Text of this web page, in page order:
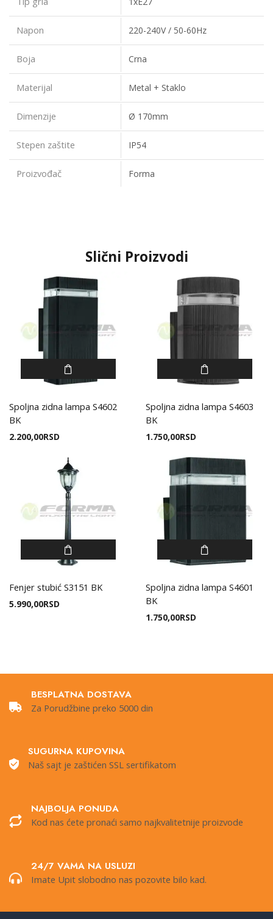
Napon 220-240V / 50-60Hz
Boja Crna
Materijal Metal + Staklo
Dimenzije Ø 170mm
Stepen zaštite IP54
Proizvođač Forma
Slični Proizvodi
Spoljna zidna lampa S4602
BK
2.200,00RSD
Spoljna zidna lampa S4603
BK
1.750,00RSD
Fenjer stubić S3151 BK
5.990,00RSD
Spoljna zidna lampa S4601
BK
1.750,00RSD
BESPLATNA DOSTAVA
Za Porudžbine preko 5000 din
SUGURNA KUPOVINA
Naš sajt je zaštićen SSL sertifikatom
NAJBOLJA PONUDA
Kod nas ćete pronaći samo najkvalitetnije proizvode
24/7 VAMA NA USLUZI
Imate Upit slobodno nas pozovite bilo kad.